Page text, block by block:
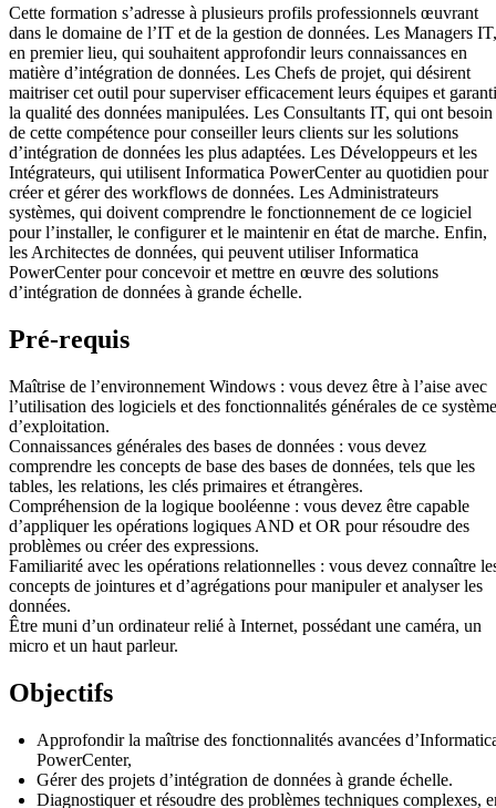
Cette formation s’adresse à plusieurs profils professionnels œuvrant
dans le domaine de l’IT et de la gestion de données. Les Managers IT,
en premier lieu, qui souhaitent approfondir leurs connaissances en
matière d’intégration de données. Les Chefs de projet, qui désirent
maitriser cet outil pour superviser efficacement leurs équipes et
la qualité des données manipulées. Les Consultants IT, qui ont besoin
de cette compétence pour conseiller leurs clients sur les solutions
d’intégration de données les plus adaptées. Les Développeurs et les
Intégrateurs, qui utilisent Informatica PowerCenter au quotidien pour
créer et gérer des workflows de données. Les Administrateurs
systèmes, qui doivent comprendre le fonctionnement de ce logiciel
pour l’installer, le configurer et le maintenir en état de marche. Enfin,
les Architectes de données, qui peuvent utiliser Informatica
PowerCenter pour concevoir et mettre en œuvre des solutions
d’intégration de données à grande échelle.
Pré-requis
Maîtrise de l’environnement Windows : vous devez être à l’aise avec
l’utilisation des logiciels et des fonctionnalités générales de ce système
d’exploitation.
Connaissances générales des bases de données : vous devez
comprendre les concepts de base des bases de données, tels que les
tables, les relations, les clés primaires et étrangères.
Compréhension de la logique booléenne : vous devez être capable
d’appliquer les opérations logiques AND et OR pour résoudre des
problèmes ou créer des expressions.
Familiarité avec les opérations relationnelles : vous devez connaître
concepts de jointures et d’agrégations pour manipuler et analyser les
données.
Être muni d’un ordinateur relié à Internet, possédant une caméra, un
micro et un haut parleur.
Objectifs
Approfondir la maîtrise des fonctionnalités avancées
PowerCenter,
Gérer des projets d’intégration de données à grande échelle.
Diagnostiquer et résoudre des problèmes techniques complexes,